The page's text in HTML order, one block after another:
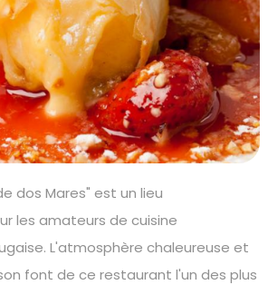
dos Mares" est un lieu
les amateurs de cuisine
L'atmosphère chaleureuse et
font de ce restaurant l'un des plus